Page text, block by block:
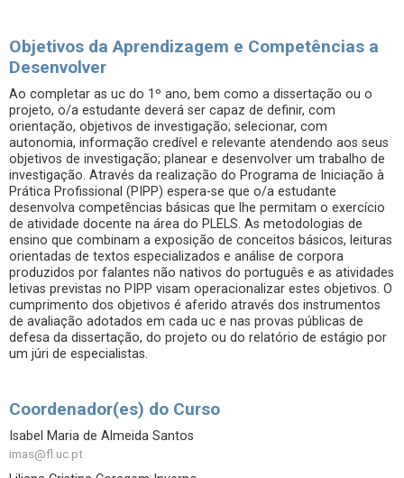
Objetivos da Aprendizagem e Competências a
Desenvolver
Ao completar as uc do 1º ano, bem como a dissertação ou o
projeto, o/a estudante deverá ser capaz de definir, com
orientação, objetivos de investigação; selecionar, com
autonomia, informação credível e relevante atendendo aos seus
objetivos de investigação; planear e desenvolver um trabalho de
investigação. Através da realização do Programa de Iniciação à
Prática Profissional (PIPP) espera-se que o/a estudante
desenvolva competências básicas que lhe permitam o exercício
de atividade docente na área do PLELS. As metodologias de
ensino que combinam a exposição de conceitos básicos, leituras
orientadas de textos especializados e análise de corpora
produzidos por falantes não nativos do português e as atividades
letivas previstas no PIPP visam operacionalizar estes objetivos. O
cumprimento dos objetivos é aferido através dos instrumentos
de avaliação adotados em cada uc e nas provas públicas de
defesa da dissertação, do projeto ou do relatório de estágio por
um júri de especialistas.
Coordenador(es) do Curso
Isabel Maria de Almeida Santos
imas@fl.uc.pt